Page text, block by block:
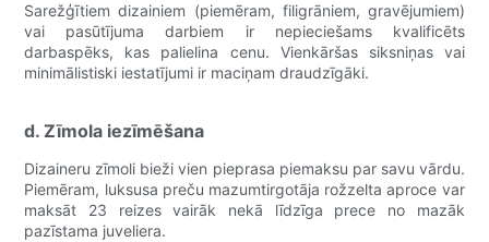
Sarežģītiem dizainiem (piemēram, filigrāniem, gravējumiem)
vai pasūtījuma darbiem ir nepieciešams kvalificēts
darbaspēks, kas palielina cenu. Vienkāršas siksniņas vai
minimālistiski iestatījumi ir maciņam draudzīgāki.
d. Zīmola iezīmēšana
Dizaineru zīmoli bieži vien pieprasa piemaksu par savu vārdu.
Piemēram, luksusa preču mazumtirgotāja rožzelta aproce var
maksāt 23 reizes vairāk nekā līdzīga prece no mazāk
pazīstama juveliera.